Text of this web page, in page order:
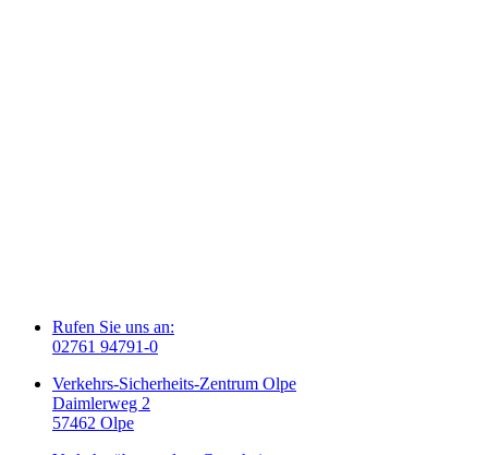
Rufen Sie uns an:
02761 94791-0
Verkehrs-Sicherheits-Zentrum Olpe
Daimlerweg 2
57462 Olpe